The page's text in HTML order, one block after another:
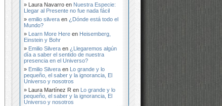
Laura Navarro en Nuestra Especie:
Llegar al Presente no fue nada fácil
emilio silvera en ¿Dónde está todo el
Mundo?
Learn More Here en Heisemberg,
Einstein y Bohr
Emilio Silvera en ¿Llegaremos algún
día a saber el sentido de nuestra
presencia en el Universo?
Emilio Silvera en
Lo grande y lo
pequeño, el saber y la ignorancia, El
Universo y nosotros
Laura Martínez R en
Lo grande y lo
pequeño, el saber y la ignorancia, El
Universo y nosotros